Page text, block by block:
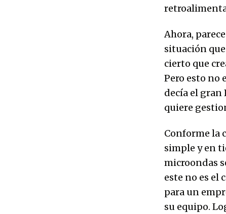
Ahora,
situación
cierto que
Pero esto no
decía el gran
quiere
Conforme la
simple y en
microondas
este no es el
para un
su equipo.